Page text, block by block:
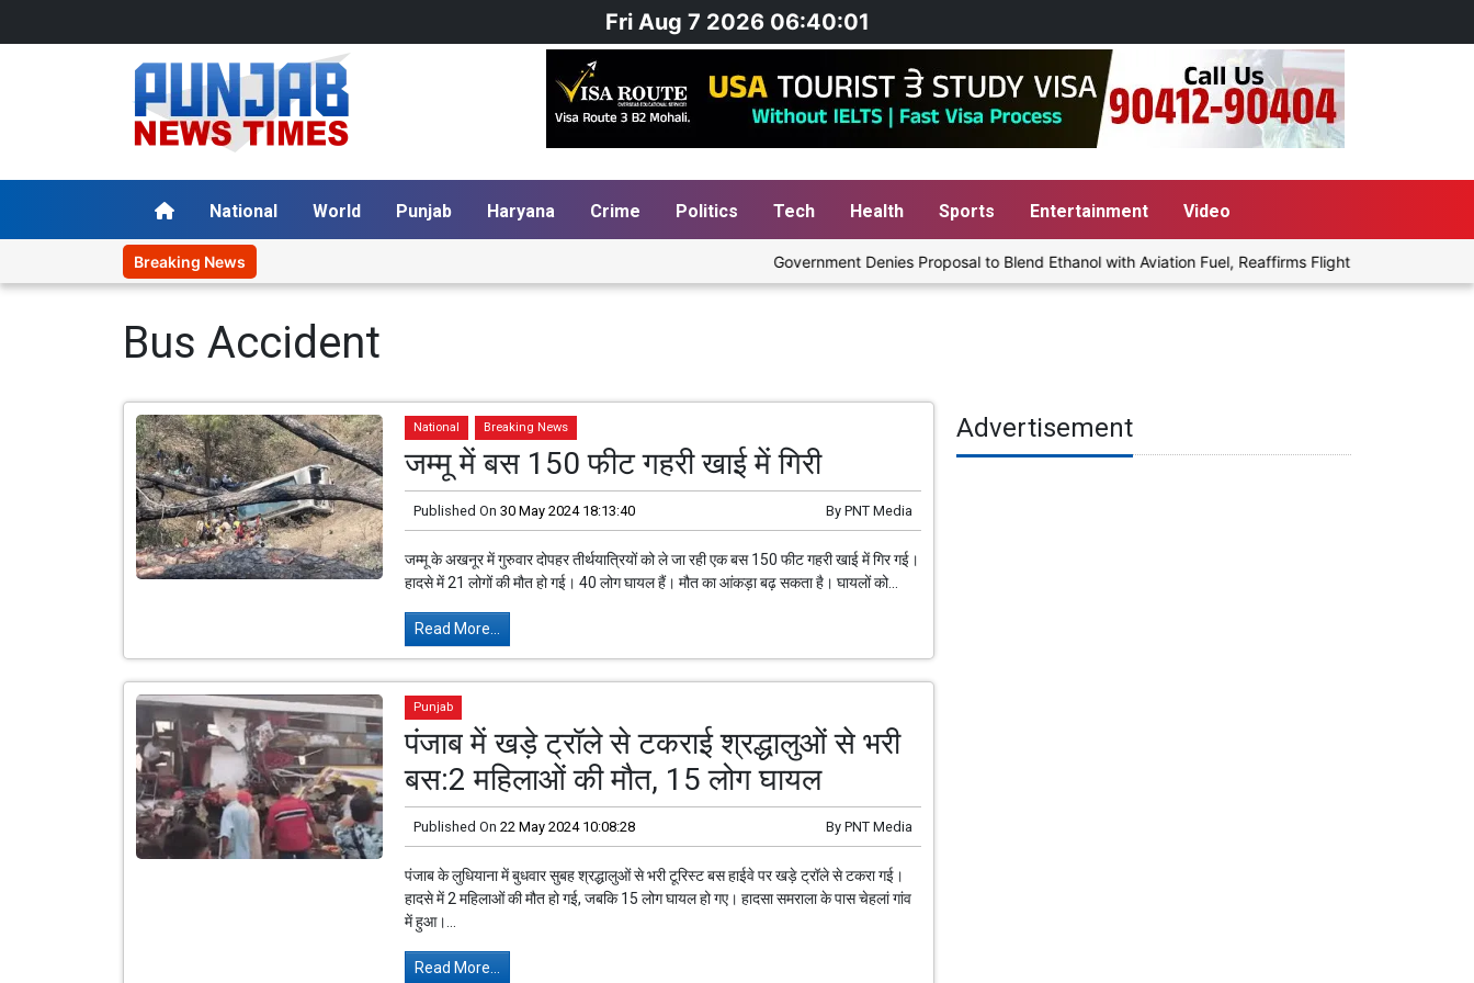
Fri Aug 7 2026 06:40:02
National World Punjab Haryana Crime Politics Tech Health Sports Entertainment Video
Breaking News Government Denies Proposal to Blend Ethanol with Aviation Fuel, Reaffirms Flight Safety Focus
Bus Accident
National Breaking News
जम्मू में बस 150 फीट गहरी खाई में गिरी
Published On 30 May 2024 18:13:40 By PNT Media
जम्मू के अखनूर में गुरुवार दोपहर तीर्थयात्रियों को ले जा रही एक बस 150 फीट गहरी खाई में गिर गई।
हादसे में 21 लोगों की मौत हो गई। 40 लोग घायल हैं। मौत का आंकड़ा बढ़ सकता है। घायलों को...
Read More...
Punjab
पंजाब में खड़े ट्रॉले से टकराई श्रद्धालुओं से भरी
बस:2 महिलाओं की मौत, 15 लोग घायल
Published On 22 May 2024 10:08:28 By PNT Media
पंजाब के लुधियाना में बुधवार सुबह श्रद्धालुओं से भरी टूरिस्ट बस हाईवे पर खड़े ट्रॉले से टकरा गई।
हादसे में 2 महिलाओं की मौत हो गई, जबकि 15 लोग घायल हो गए। हादसा समराला के पास चेहलां गांव
में हुआ।...
Read More...
Advertisement